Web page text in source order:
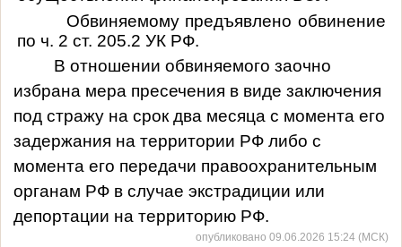
Обвиняемому предъявлено обвинение
по ч. 2 ст. 205.2 УК РФ.
В отношении обвиняемого заочно
избрана мера пресечения в виде заключения
под стражу на срок два месяца с момента его
задержания на территории РФ либо с
момента его передачи правоохранительным
органам РФ в случае экстрадиции или
депортации на территорию РФ.
опубликовано 09.06.2026 15:24 (МСК)